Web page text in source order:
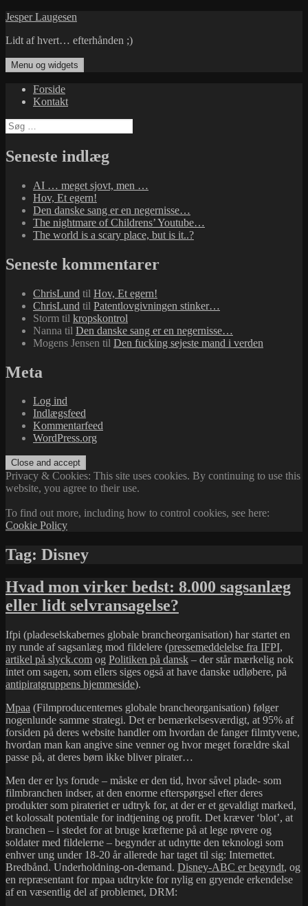
Hop
indhold
Jesper Laugesen
Lidt af hvert… efterhånden ;)
Menu og widgets
Forside
Kontakt
Søg
efter:
Seneste indlæg
AI … meget sjovt, men …
Hov, Et egern!
Den danske sang er en negernisse…
The nightmare of Childrens’ Youtube…
The world is a scary place, but is it..?
Seneste kommentarer
ChrisLund til Hov, Et egern!
ChrisLund til Patentlovgivningen stinker…
Storm til kropskontrol
Nanna til Den danske sang er en negernisse…
Mogens Jensen til Den fucking sejeste mand i verden
Meta
Log ind
Indlægsfeed
Kommentarfeed
WordPress.org
Privacy & Cookies: This site uses cookies. By continuing to use this
website, you agree to their use.
To find out more, including how to control cookies, see here:
Cookie Policy
Tag: Disney
Hvad mon virker bedst: 8.000 sagsanlæg
eller lidt selvransagelse?
Ifpi (pladeselskabernes globale brancheorganisation) har startet en
ny runde af sagsanlæg mod fildelere (pressemeddelelse fra IFPI,
artikel på slyck.com og Politiken på dansk – der står mærkelig nok
intet om sagen, som ellers siges også at have danske udløbere, på
antipiratgruppens hjemmeside).
Mpaa (Filmproducenternes globale brancheorganisation) følger
nogenlunde samme strategi. Det er bemærkelsesværdigt, at 95% af
forsiden på deres website handler om hvordan de fanger filmtyvene,
hvordan man kan angive sine venner og hvor meget forældre skal
passe på, at deres børn ikke bliver pirater…
Men der er lys forude – måske er den tid, hvor såvel plade- som
filmbranchen indser, at den enorme efterspørgsel efter deres
produkter som pirateriet er udtryk for, at der er et gevaldigt marked,
et kolossalt potentiale for indtjening og profit. Det kræver ‘blot’, at
branchen – i stedet for at bruge kræfterne på at lege røvere og
soldater med fildelerne – begynder at udnytte den teknologi som
enhver ung under 18-20 år allerede har taget til sig: Internettet.
Bredbånd. Underholdning-on-demand. Disney-ABC er begyndt, og
en repræsentant for mpaa udtrykte for nylig en gryende erkendelse
af en væsentlig del af problemet, DRM: